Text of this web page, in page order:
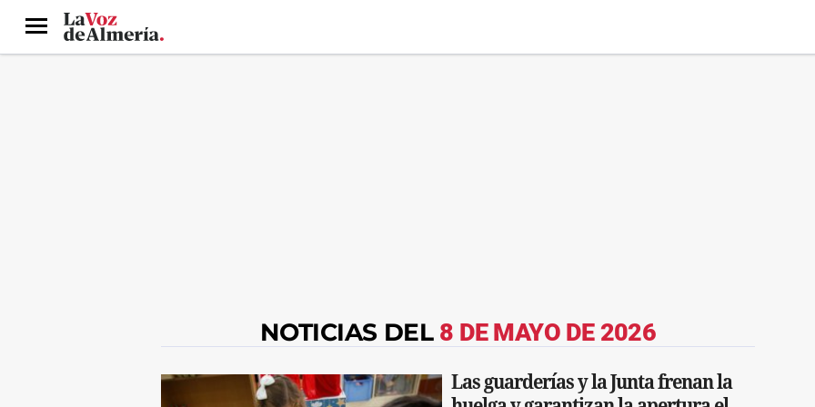
Menú
NOTICIAS DEL 8 DE MAYO DE 2026
Las guarderías y la Junta frenan la